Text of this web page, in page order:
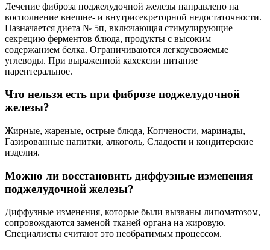
Лечение фиброза поджелудочной железы направлено на
восполнение внешне- и внутрисекреторной недостаточности.
Назначается диета № 5п, включающая стимулирующие
секрецию ферментов блюда, продукты с высоким
содержанием белка. Ограничиваются легкоусвояемые
углеводы. При выраженной кахексии питание
парентеральное.
Что нельзя есть при фиброзе поджелудочной
железы?
Жирные, жареные, острые блюда, Копчености, маринады,
Газированные напитки, алкоголь, Сладости и кондитерские
изделия.
Можно ли восстановить диффузные изменения
поджелудочной железы?
Диффузные изменения, которые были вызваны липоматозом,
сопровождаются заменой тканей органа на жировую.
Специалисты считают это необратимым процессом.